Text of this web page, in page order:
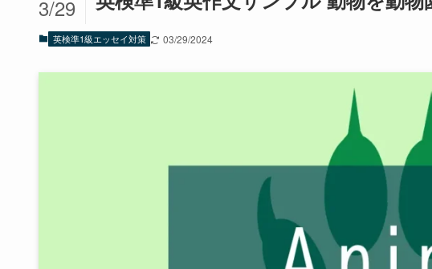
3/29
英検準1級エッセイ対策 03/29/2024